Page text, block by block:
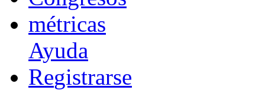
métricas
Ayuda
Registrarse